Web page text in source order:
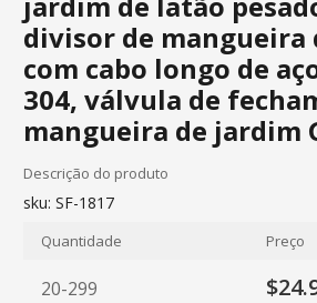
divisor de mangueira
com cabo longo de
304, válvula de
mangueira de jardim
Descrição do produto
sku: SF-1817
Quantidade Preço
20-299